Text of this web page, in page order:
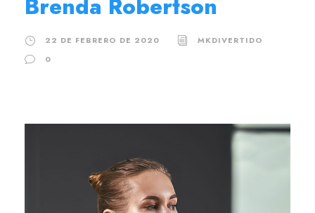
Brenda Robertson
22 DE FEBRERO DE 2020
MKDIVERTIDO
0